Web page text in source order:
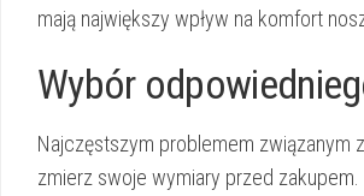
mają największy wpływ na komfort
Wybór
Najczęstszym problemem związanym
zmierz swoje wymiary przed zakupem.